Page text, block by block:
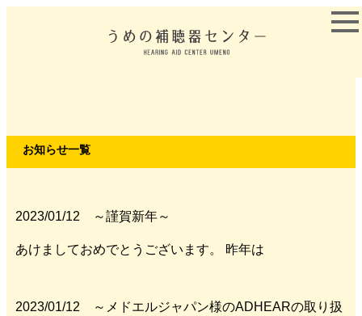
お知らせ一覧
2023/01/12 ～謹賀新年～
あけましておめでとうございます。 昨年は
2023/01/12 ～メドエルジャパン様のADHEARの取り扱